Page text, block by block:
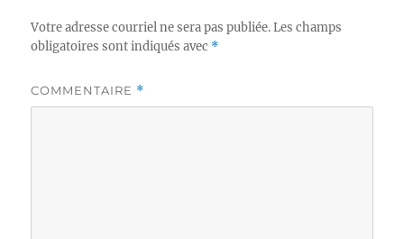
Votre adresse courriel ne sera pas publiée. Les champs
obligatoires sont indiqués avec *
COMMENTAIRE *